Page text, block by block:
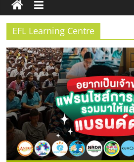
ธุรกิจ
SME
แห่ง
ประเทศไทย,
รวม
EFL Learning Centre